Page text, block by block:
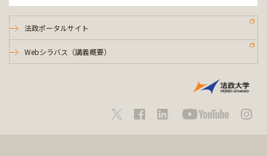
法政ポータルサイト
Webシラバス（講義概要）